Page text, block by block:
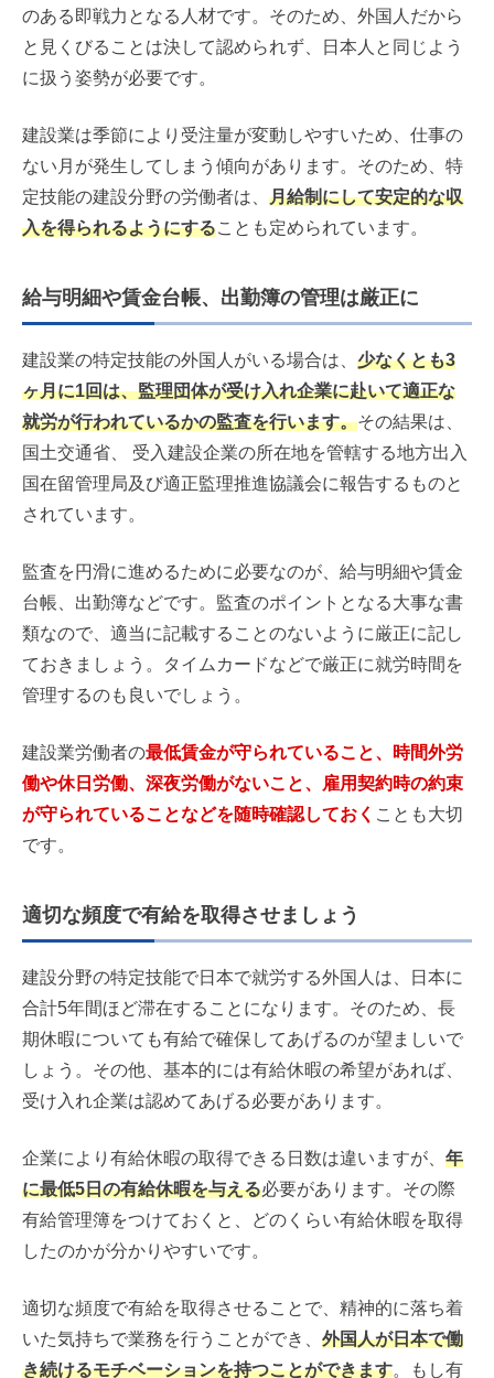
のある即戦力となる人材です。そのため、外国人だから
と見くびることは決して認められず、日本人と同じよう
に扱う姿勢が必要です。
建設業は季節により受注量が変動しやすいため、仕事の
ない月が発生してしまう傾向があります。そのため、特
定技能の建設分野の労働者は、 月給制にして安定的な収
入を得られるようにすることも定められています。
給与明細や賃金台帳、出勤簿の管理は厳正に
建設業の特定技能の外国人がいる場合は、 少なくとも3
ヶ月に1回は、監理団体が受け入れ企業に赴いて適正な
就労が行われているかの監査を行います。その結果は、
国土交通省、 受入建設企業の所在地を管轄する地方出入
国在留管理局及び適正監理推進協議会に報告するものと
されています。
監査を円滑に進めるために必要なのが、給与明細や賃金
台帳、出勤簿などです。監査のポイントとなる大事な書
類なので、適当に記載することのないように厳正に記し
ておきましょう。タイムカードなどで厳正に就労時間を
管理するのも良いでしょう。
建設業労働者の最低賃金が守られていること、時間外労
働や休日労働、深夜労働がないこと、雇用契約時の約束
が守られていることなどを随時確認しておく ことも大切
です。
適切な頻度で有給を取得させましょう
建設分野の特定技能で日本で就労する外国人は、日本に
合計5年間ほど滞在することになります。そのため、長
期休暇についても有給で確保してあげるのが望ましいで
しょう。その他、基本的には有給休暇の希望があれば、
受け入れ企業は認めてあげる必要があります。
企業により有給休暇の取得できる日数は違いますが、 年
に最低5日の有給休暇を与える必要があります。その際
有給管理簿をつけておくと、どのくらい有給休暇を取得
したのかが分かりやすいです。
適切な頻度で有給を取得させることで、精神的に落ち着
いた気持ちで業務を行うことができ、 外国人が日本で働
き続けるモチベーションを持つことができます。もし有